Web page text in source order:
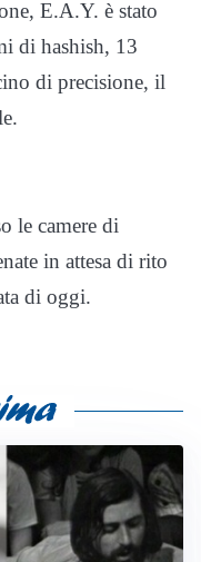
E.A.Y. è stato
di hashish, 13
di precisione, il
le camere di
in attesa di rito
di oggi.